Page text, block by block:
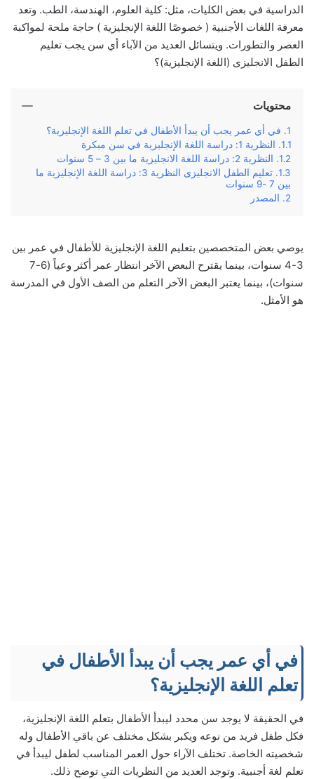
الدراسية في بعض الكليات، مثل: كلية العلوم، الهندسة، الطب. وتعد
معرفة اللغات الأجنبية ( خصوصًا اللغة الإنجليزية ) حاجة ملحة لمواكبة
العصر والتطورات. ويتسائل العديد من الآباء أي سن يجب تعليم
الطفل الانجليزى (اللغة الإنجليزية)؟
محتويات
في أي عمر يجب أن يبدأ الأطفال في تعلم اللغة الإنجليزية؟
النظرية 1: دراسة اللغة الإنجليزية في سن مبكرة
النظرية 2: دراسة اللغة الانجليزية ما بين 3 – 5 سنوات
تعليم الطفل الانجليزى النظرية 3: دراسة اللغة الإنجليزية ما
بين 7 -9 سنوات
المصدر
يوصي بعض المتخصصين بتعليم اللغة الإنجليزية للأطفال في عمر بين
3-4 سنوات، بينما يقترح البعض الآخر انتظار عمر أكثر وعياً (6-7
سنوات)، بينما يعتبر البعض الآخر التعلم من الصف الأول في المدرسة
هو الأمثل.
في أي عمر يجب أن يبدأ الأطفال في
تعلم اللغة الإنجليزية؟
في الحقيقة لا يوجد سن محدد ليبدأ الأطفال بتعلم اللغة الإنجليزية،
فكل طفل فريد من نوعه ويكبر بشكل مختلف عن باقي الأطفال وله
شخصيته الخاصة. تختلف الآراء حول العمر المناسب لطفل ليبدأ في
تعلم لغة أجنبية. وتوجد العديد من النظريات التي توضح ذلك.